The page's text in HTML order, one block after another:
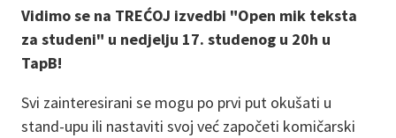
Vidimo se na TREĆOJ izvedbi "Open mik teksta
za studeni" u nedjelju 17. studenog u 20h u
TapB!
Svi zainteresirani se mogu po prvi put okušati u
stand-upu ili nastaviti svoj već započeti komičarski